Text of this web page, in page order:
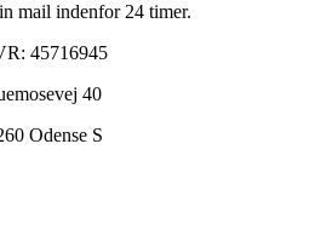
mail indenfor 24 timer.
45716945
40
Odense S